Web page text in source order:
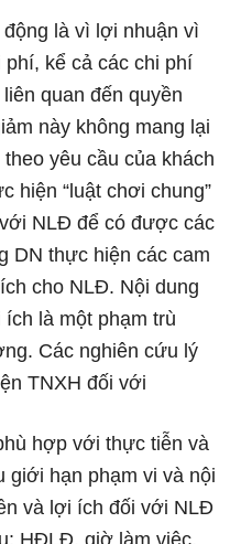
là vì lợi nhuận vì
kể cả các chi phí
quan đến quyền
này không mang lại
yêu cầu của khách
hiện “luật chơi chung”
NLĐ để có được các
DN thực hiện các cam
cho NLĐ. Nội dung
là một phạm trù
Các nghiên cứu lý
TNXH đối với
hợp với thực tiễn và
giới hạn phạm vi và nội
và lợi ích đối với NLĐ
HĐLĐ, giờ làm việc,